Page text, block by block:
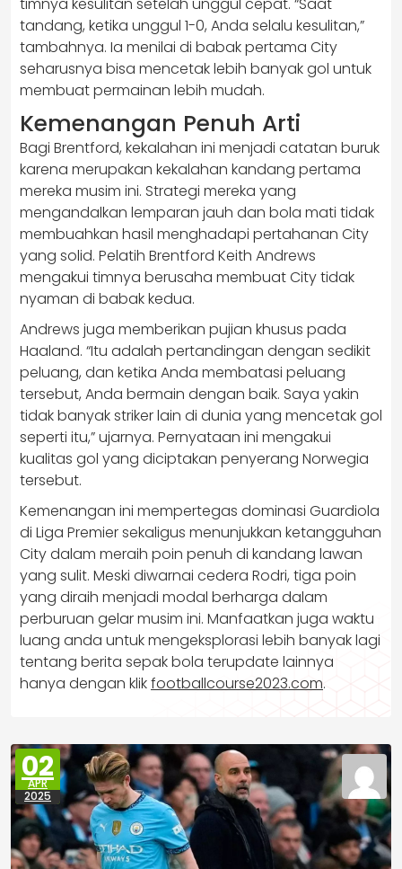
tandang, ketika unggul 1-0, Anda selalu kesulitan,”
tambahnya. Ia menilai di babak pertama City
seharusnya bisa mencetak lebih banyak gol untuk
membuat permainan lebih mudah.
Kemenangan Penuh Arti
Bagi Brentford, kekalahan ini menjadi catatan buruk
karena merupakan kekalahan kandang pertama
mereka musim ini. Strategi mereka yang
mengandalkan lemparan jauh dan bola mati tidak
membuahkan hasil menghadapi pertahanan City
yang solid. Pelatih Brentford Keith Andrews
mengakui timnya berusaha membuat City tidak
nyaman di babak kedua.
Andrews juga memberikan pujian khusus pada
Haaland. “Itu adalah pertandingan dengan sedikit
peluang, dan ketika Anda membatasi peluang
tersebut, Anda bermain dengan baik. Saya yakin
tidak banyak striker lain di dunia yang mencetak gol
seperti itu,” ujarnya. Pernyataan ini mengakui
kualitas gol yang diciptakan penyerang Norwegia
tersebut.
Kemenangan ini mempertegas dominasi Guardiola
di Liga Premier sekaligus menunjukkan ketangguhan
City dalam meraih poin penuh di kandang lawan
yang sulit. Meski diwarnai cedera Rodri, tiga poin
yang diraih menjadi modal berharga dalam
perburuan gelar musim ini. Manfaatkan juga waktu
luang anda untuk mengeksplorasi lebih banyak lagi
tentang berita sepak bola terupdate lainnya
hanya dengan klikfootballcourse2023.com.
02
APR
2025